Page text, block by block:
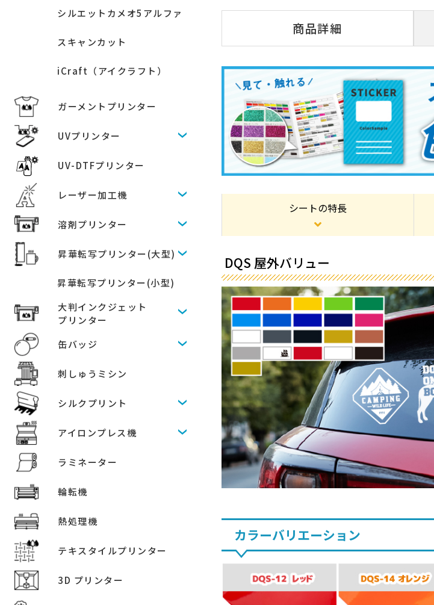
シルエットカメオ5アルファ
スキャンカット
iCraft（アイクラフト）
ガーメントプリンター
UVプリンター
UV-DTFプリンター
レーザー加工機
溶剤プリンター
昇華転写プリンター(大型)
昇華転写プリンター(小型)
大判インクジェット
プリンター
缶バッジ
刺しゅうミシン
シルクプリント
アイロンプレス機
ラミネーター
輪転機
熱処理機
テキスタイルプリンター
3D プリンター
商品詳細
シートの特長
DQS 屋外バリュー
カラーバリエーション